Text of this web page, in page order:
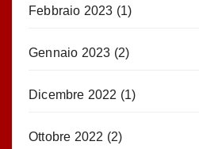
Febbraio 2023 (1)
Gennaio 2023 (2)
Dicembre 2022 (1)
Ottobre 2022 (2)